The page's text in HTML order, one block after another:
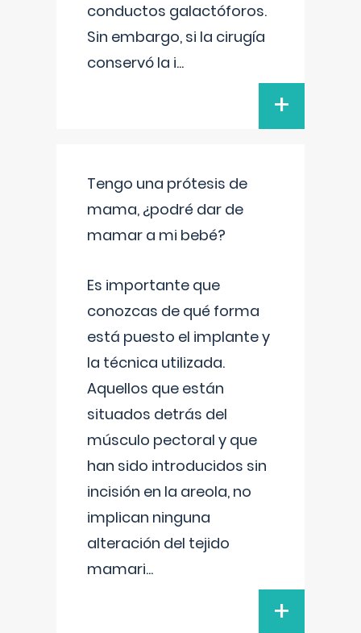
conductos galactóforos.
Sin embargo, si la cirugía
conservó la i...
+
Tengo una prótesis de
mama, ¿podré dar de
mamar a mi bebé?
Es importante que
conozcas de qué forma
está puesto el implante y
la técnica utilizada.
Aquellos que están
situados detrás del
músculo pectoral y que
han sido introducidos sin
incisión en la areola, no
implican ninguna
alteración del tejido
mamari...
+